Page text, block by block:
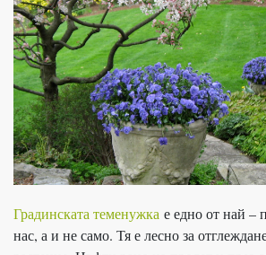
Градинската теменужка е едно от най –
нас, а и не само. Тя е лесно за